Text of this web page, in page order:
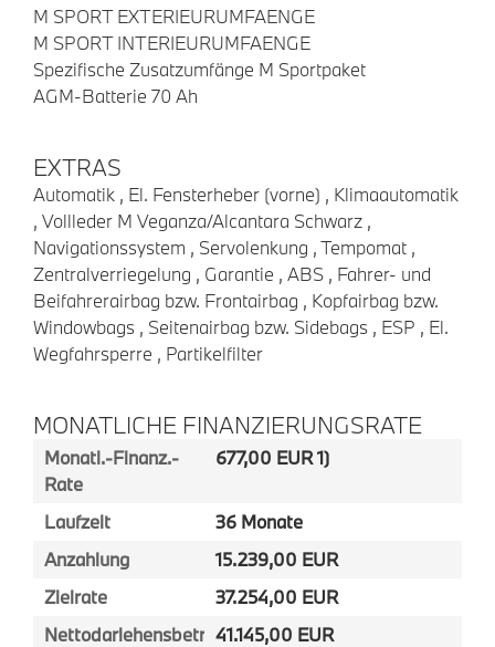
M SPORT EXTERIEURUMFAENGE
M SPORT INTERIEURUMFAENGE
Spezifische Zusatzumfänge M Sportpaket
AGM-Batterie 70 Ah
EXTRAS
Automatik , El. Fensterheber (vorne) , Klimaautomatik
, Vollleder M Veganza/Alcantara Schwarz ,
Navigationssystem , Servolenkung , Tempomat ,
Zentralverriegelung , Garantie , ABS , Fahrer- und
Beifahrerairbag bzw. Frontairbag , Kopfairbag bzw.
Windowbags , Seitenairbag bzw. Sidebags , ESP , El.
Wegfahrsperre , Partikelfilter
MONATLICHE FINANZIERUNGSRATE
Monatl.-Finanz.-
Rate
677,00 EUR 1)
Laufzeit
36 Monate
Anzahlung
15.239,00 EUR
Zielrate
37.254,00 EUR
Nettodarlehensbetrag41.145,00 EUR